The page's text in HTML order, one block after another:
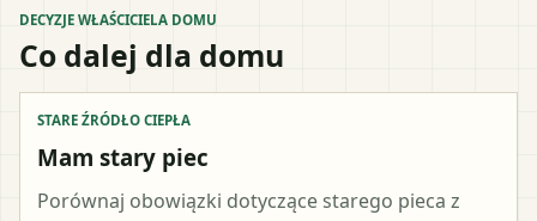
DECYZJE WŁAŚCICIELA DOMU
Co dalej dla domu
STARE ŹRÓDŁO CIEPŁA
Mam stary piec
Porównaj obowiązki dotyczące starego pieca z